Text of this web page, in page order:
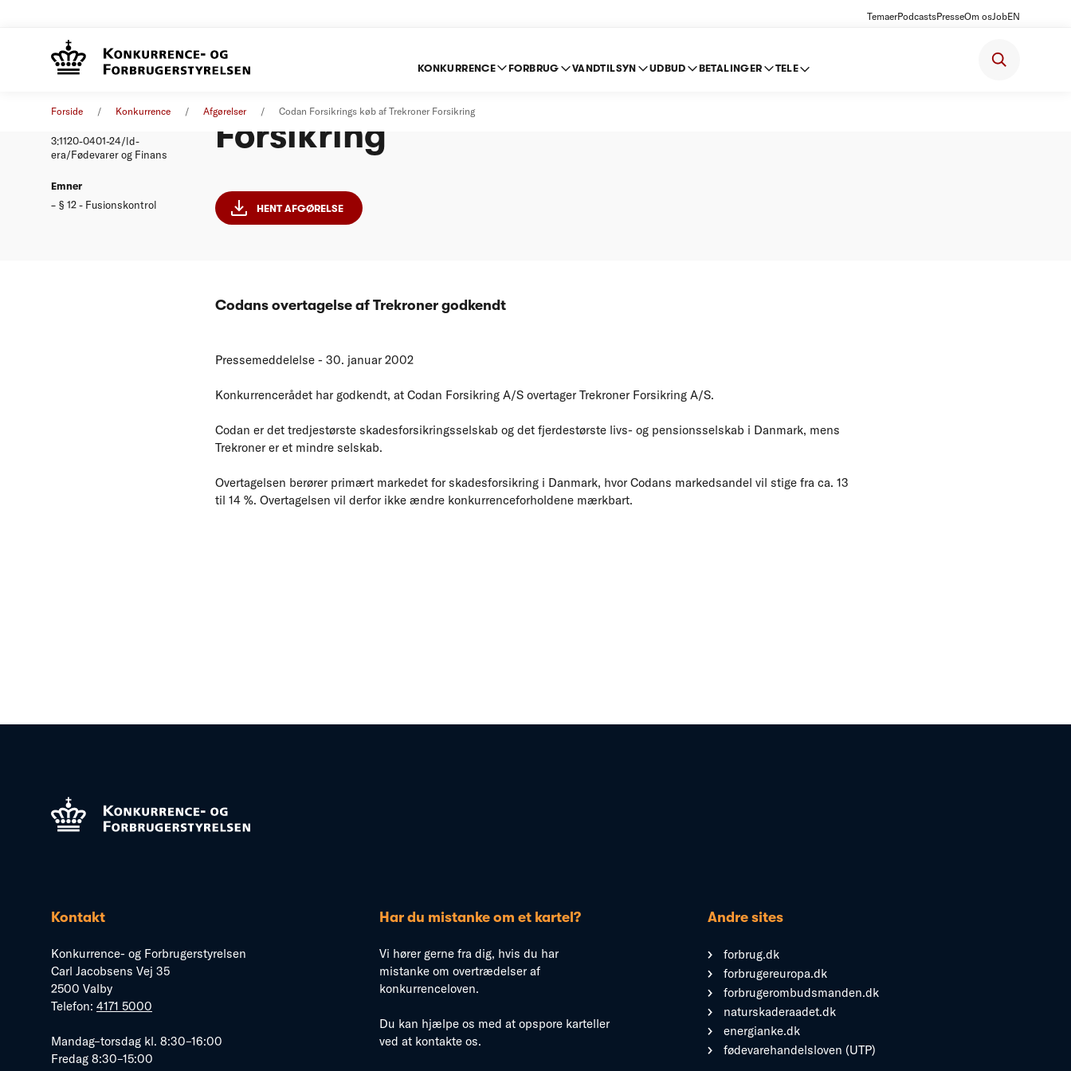
TemaerPodcastsPresseOm osJobEN
KONKURRENCE FORBRUG VANDTILSYN UDBUD BETALINGER TELE
Forside Konkurrence Afgørelser Codan Forsikrings køb af Trekroner Forsikring
3:1120-0401-24/ld-
era/Fødevarer og Finans
Emner
§ 12 - Fusionskontrol
Forsikring
HENT AFGØRELSE
Codans overtagelse af Trekroner godkendt
Pressemeddelelse - 30. januar 2002
Konkurrencerådet har godkendt, at Codan Forsikring A/S overtager Trekroner Forsikring A/S.
Codan er det tredjestørste skadesforsikringsselskab og det fjerdestørste livs- og pensionsselskab i Danmark, mens
Trekroner er et mindre selskab.
Overtagelsen berører primært markedet for skadesforsikring i Danmark, hvor Codans markedsandel vil stige fra ca. 13
til 14 %. Overtagelsen vil derfor ikke ændre konkurrenceforholdene mærkbart.
Kontakt
Konkurrence- og Forbrugerstyrelsen
Carl Jacobsens Vej 35
2500 Valby
Telefon: 4171 5000
Mandag–torsdag kl. 8:30–16:00
Fredag 8:30–15:00
Har du mistanke om et kartel?
Vi hører gerne fra dig, hvis du har
mistanke om overtrædelser af
konkurrenceloven.
Du kan hjælpe os med at opspore karteller
ved at kontakte os.
Andre sites
forbrug.dk
forbrugereuropa.dk
forbrugerombudsmanden.dk
naturskaderaadet.dk
energianke.dk
fødevarehandelsloven (UTP)